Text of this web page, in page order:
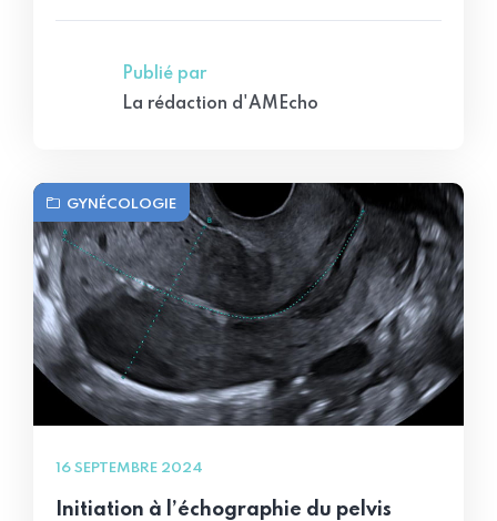
Publié par
La rédaction d'AMEcho
GYNÉCOLOGIE
16 SEPTEMBRE 2024
Initiation à l’échographie du pelvis